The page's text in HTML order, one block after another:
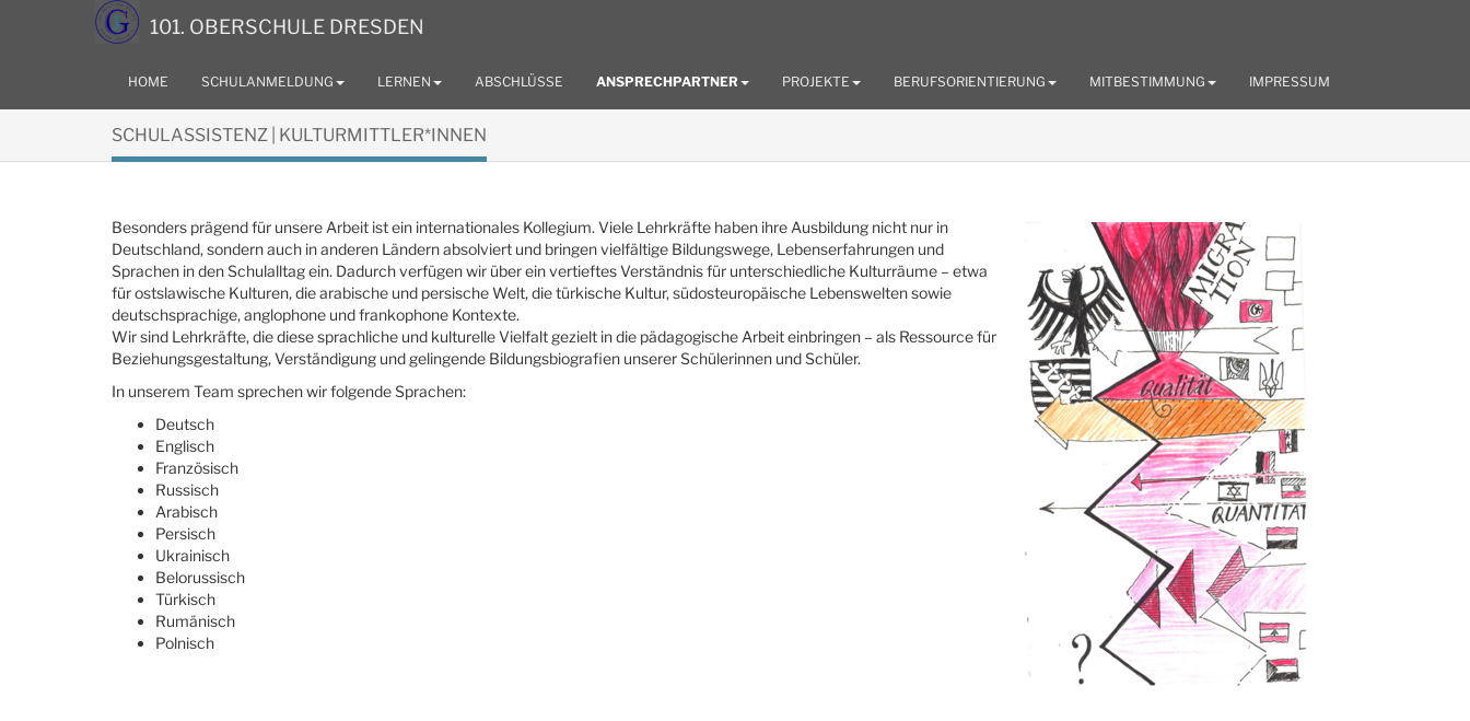
101. OBERSCHULE DRESDEN
HOME SCHULANMELDUNG LERNEN ABSCHLÜSSE ANSPRECHPARTNER PROJEKTE BERUFSORIENTIERUNG MITBESTIMMUNG IMPRESSUM
SCHULASSISTENZ | KULTURMITTLER*INNEN
Besonders prägend für unsere Arbeit ist ein internationales Kollegium. Viele Lehrkräfte haben ihre Ausbildung nicht nur in
Deutschland, sondern auch in anderen Ländern absolviert und bringen vielfältige Bildungswege, Lebenserfahrungen und
Sprachen in den Schulalltag ein. Dadurch verfügen wir über ein vertieftes Verständnis für unterschiedliche Kulturräume – etwa
für ostslawische Kulturen, die arabische und persische Welt, die türkische Kultur, südosteuropäische Lebenswelten sowie
deutschsprachige, anglophone und frankophone Kontexte.
Wir sind Lehrkräfte, die diese sprachliche und kulturelle Vielfalt gezielt in die pädagogische Arbeit einbringen – als Ressource für
Beziehungsgestaltung, Verständigung und gelingende Bildungsbiografien unserer Schülerinnen und Schüler.
In unserem Team sprechen wir folgende Sprachen:
Deutsch
Englisch
Französisch
Russisch
Arabisch
Persisch
Ukrainisch
Belorussisch
Türkisch
Rumänisch
Polnisch